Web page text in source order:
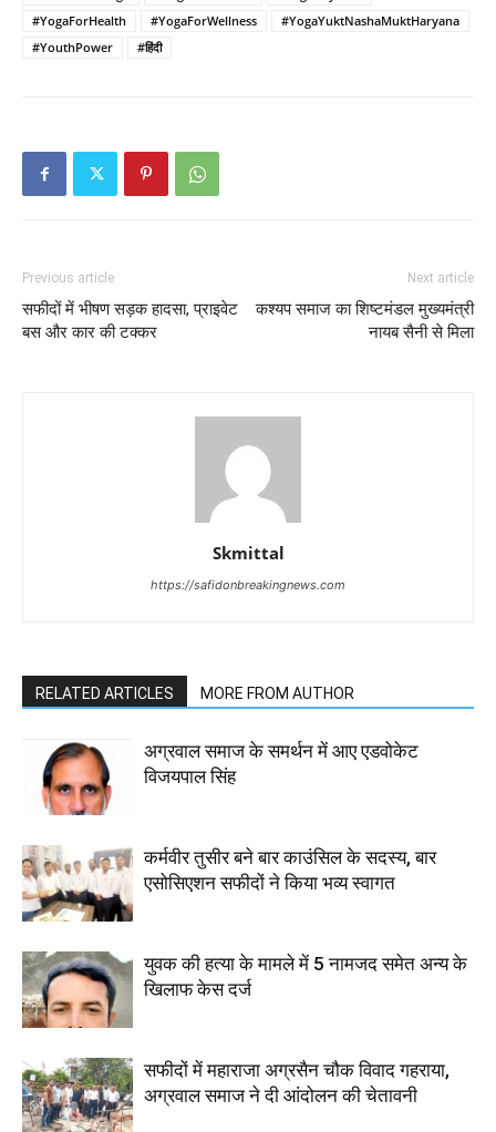
#YogaForHealth
#YogaForWellness
#YogaYuktNashaMuktHaryana
#YouthPower
#हिंदी
Previous article
सफीदों में भीषण सड़क हादसा, प्राइवेट
बस और कार की टक्कर
Next article
कश्यप समाज का शिष्टमंडल मुख्यमंत्री
नायब सैनी से मिला
Skmittal
https://safidonbreakingnews.com
RELATED ARTICLES MORE FROM AUTHOR
अग्रवाल समाज के समर्थन में आए एडवोकेट
विजयपाल सिंह
कर्मवीर तुसीर बने बार काउंसिल के सदस्य, बार
एसोसिएशन सफीदों ने किया भव्य स्वागत
युवक की हत्या के मामले में 5 नामजद समेत अन्य के
खिलाफ केस दर्ज
सफीदों में महाराजा अग्रसैन चौक विवाद गहराया,
अग्रवाल समाज ने दी आंदोलन की चेतावनी